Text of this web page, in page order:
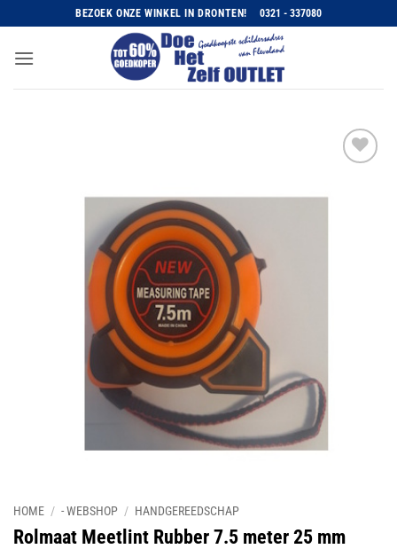
naar
inhoud
BEZOEK ONZE WINKEL IN DRONTEN! 0321 - 337080
HOME / - WEBSHOP / HANDGEREEDSCHAP
Rolmaat Meetlint Rubber 7.5 meter 25 mm